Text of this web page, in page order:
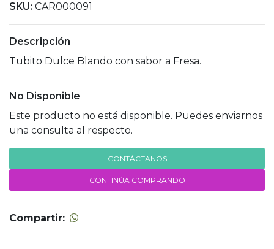
SKU: CAR000091
Descripción
Tubito Dulce Blando con sabor a Fresa.
No Disponible
Este producto no está disponible. Puedes enviarnos
una consulta al respecto.
CONTÁCTANOS
CONTINÚA COMPRANDO
Compartir: